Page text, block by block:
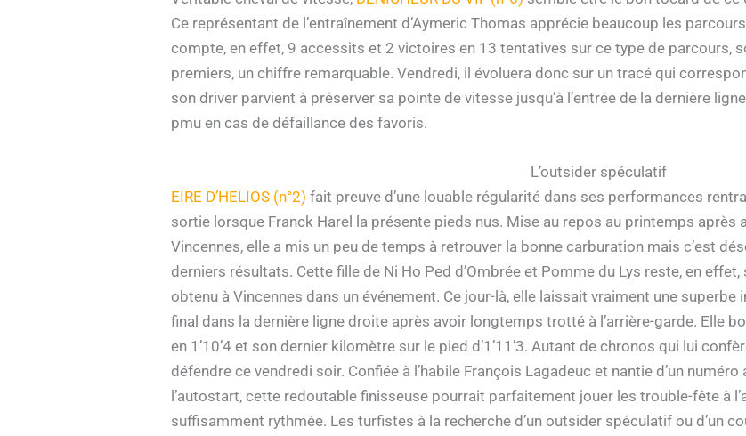
Ce représentant de l’entraînement d’Aymeric Thomas apprécie beaucoup les
compte, en effet, 9 accessits et 2 victoires en 13 tentatives sur ce type de parcours,
premiers, un chiffre remarquable. Vendredi, il évoluera donc sur un tracé qui
son driver parvient à préserver sa pointe de vitesse jusqu’à l’entrée de la dernière
pmu en cas de défaillance des favoris.
L’outsider spéculatif
EIRE D’HELIOS (n°2) fait preuve d’une louable régularité dans ses performances
sortie lorsque Franck Harel la présente pieds nus. Mise au repos au printemps après
Vincennes, elle a mis un peu de temps à retrouver la bonne carburation mais c’est
derniers résultats. Cette fille de Ni Ho Ped d’Ombrée et Pomme du Lys reste, en
obtenu à Vincennes dans un événement. Ce jour-là, elle laissait vraiment une
final dans la dernière ligne droite après avoir longtemps trotté à l’arrière-garde. Elle
en 1’10’4 et son dernier kilomètre sur le pied d’1’11’3. Autant de chronos qui lui
défendre ce vendredi soir. Confiée à l’habile François Lagadeuc et nantie d’un
l’autostart, cette redoutable finisseuse pourrait parfaitement jouer les trouble-fête à
suffisamment rythmée. Les turfistes à la recherche d’un outsider spéculatif ou d’un